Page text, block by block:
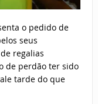
o pedido de
seus
regalias
de perdão ter sido
tarde do que